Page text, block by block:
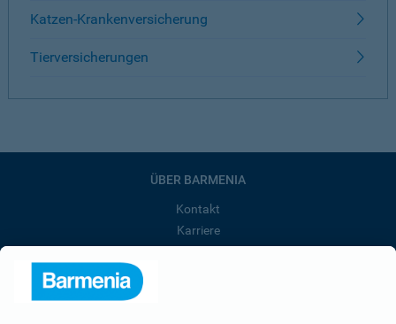
Katzen-Krankenversicherung
Tierversicherungen
ÜBER BARMENIA
Kontakt
Karriere